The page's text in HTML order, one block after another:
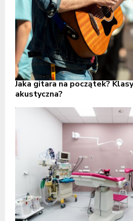
Jaka gitara na początek?
akustyczna?